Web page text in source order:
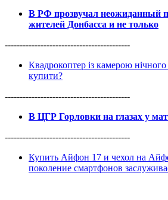
В РФ прозвучал неожиданный
жителей Донбасса и не только
------------------------------------------
Квадрокоптер із камерою
купити?
------------------------------------------
В ЦГР Горловки на глазах у
------------------------------------------
Купить Айфон 17 и чехол на
поколение смартфонов